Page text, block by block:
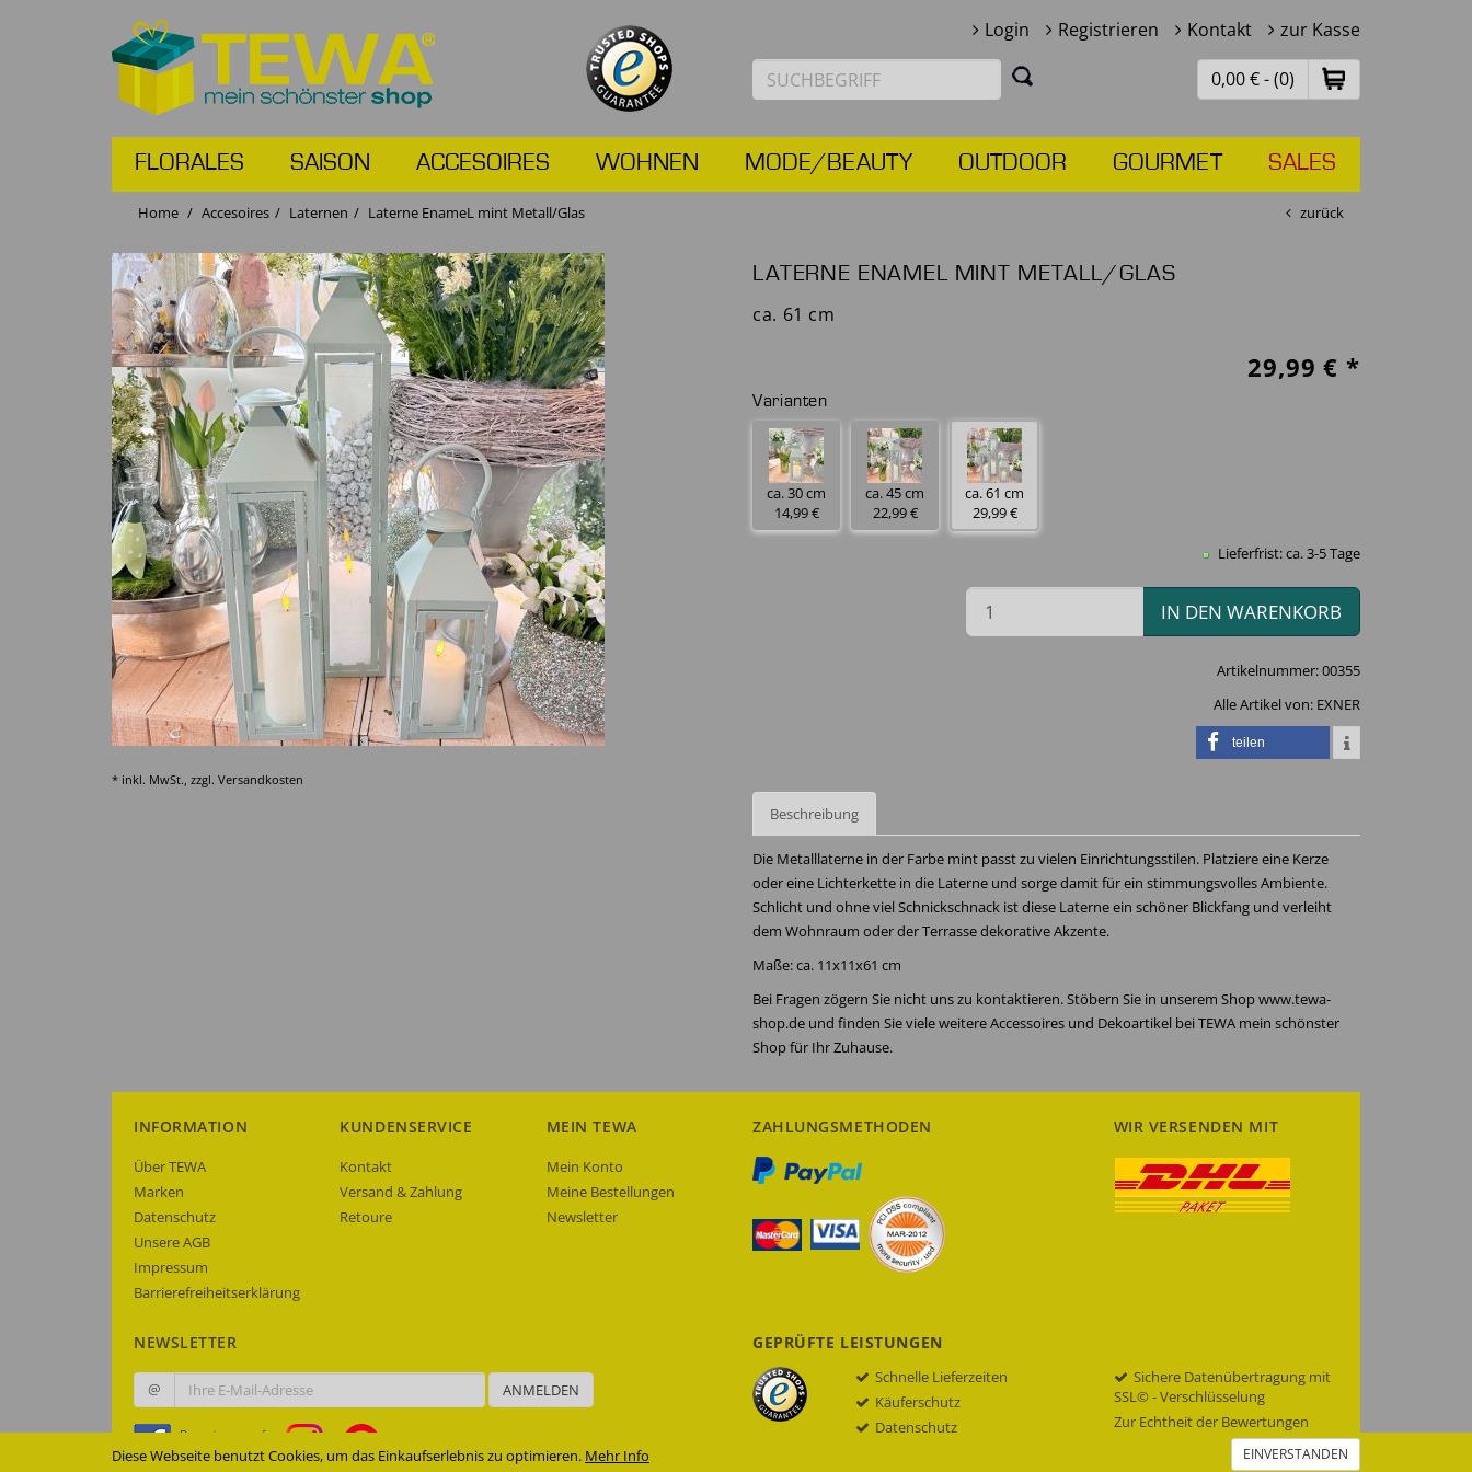
Diese Webseite benutzt Cookies, um das Einkaufserlebnis zu optimieren. Mehr Info EINVERSTANDEN
Login Registrieren Kontakt zur Kasse
0,00 € - (0)
FLORALES SAISON ACCESOIRES WOHNEN MODE/BEAUTY OUTDOOR GOURMET SALES
Home Accesoires Laternen Laterne EnameL mint Metall/Glas zurück
* inkl. MwSt., zzgl. Versandkosten
LATERNE ENAMEL MINT METALL/GLAS
ca. 61 cm
29,99 € *
Varianten
ca. 30 cm
14,99 €
ca. 45 cm
22,99 €
ca. 61 cm
29,99 €
Lieferfrist: ca. 3-5 Tage
IN DEN WARENKORB
Artikelnummer:00355
Alle Artikel von: EXNER
teilen
Beschreibung
Die Metalllaterne in der Farbe mint passt zu vielen Einrichtungsstilen. Platziere eine Kerze
oder eine Lichterkette in die Laterne und sorge damit für ein stimmungsvolles Ambiente.
Schlicht und ohne viel Schnickschnack ist diese Laterne ein schöner Blickfang und verleiht
dem Wohnraum oder der Terrasse dekorative Akzente.
Maße: ca. 11x11x61 cm
Bei Fragen zögern Sie nicht uns zu kontaktieren. Stöbern Sie in unserem Shop www.tewa-
shop.de und finden Sie viele weitere Accessoires und Dekoartikel bei TEWA mein schönster
Shop für Ihr Zuhause.
INFORMATION
Über TEWA
Marken
Datenschutz
Unsere AGB
Impressum
Barrierefreiheitserklärung
KUNDENSERVICE
Kontakt
Versand & Zahlung
Retoure
MEIN TEWA
Mein Konto
Meine Bestellungen
Newsletter
ZAHLUNGSMETHODEN WIR VERSENDEN MIT
NEWSLETTER
@ ANMELDEN
GEPRÜFTE LEISTUNGEN
Schnelle Lieferzeiten
Käuferschutz
Datenschutz
Sichere Datenübertragung mit
SSL© - Verschlüsselung
Zur Echtheit der Bewertungen